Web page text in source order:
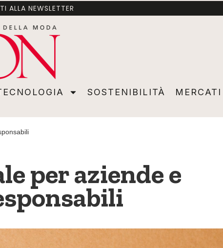
SOSTENIBILITÀ MERCATI SPECIALI VIDEO
ALLA NEWSLETTER
SOSTENIBILITÀ MERCATI
per aziende e